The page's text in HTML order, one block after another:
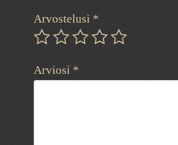
Arvostelusi *
Arviosi *